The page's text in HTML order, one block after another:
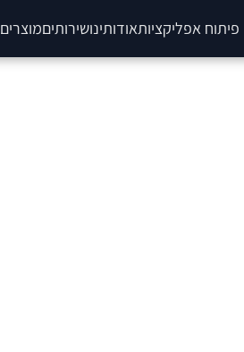
פיתוח אפליקציותאודותינושירותיםמוצרים